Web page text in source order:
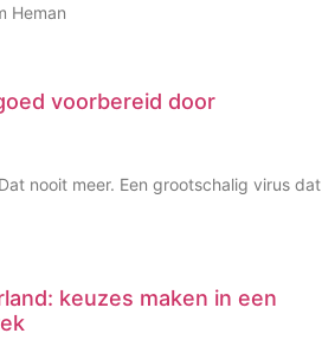
Heman
voorbereid door
nooit meer. Een grootschalig virus dat
keuzes maken in een